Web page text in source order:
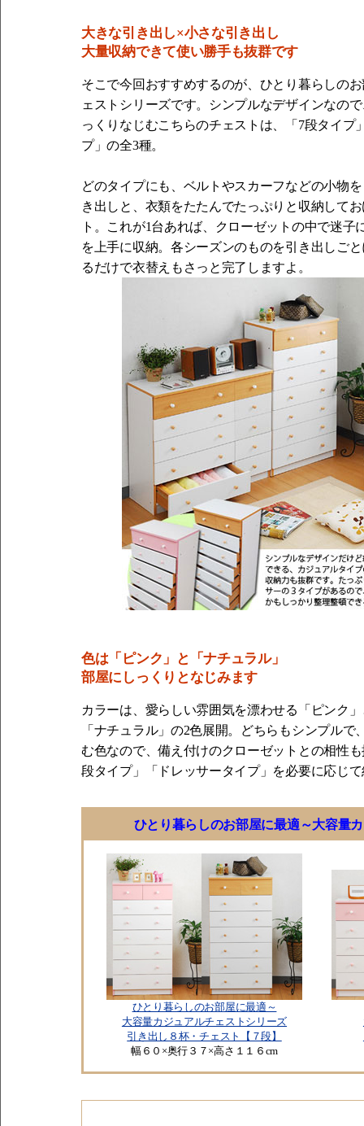
大きな引き出し×小さな引き出し
大量収納できて使い勝手も抜群です
そこで今回おすすめするのが、ひとり暮らしの
ェストシリーズです。シンプルなデザインなの
っくりなじむこちらのチェストは、「7段タイプ
プ」の全3種。
どのタイプにも、ベルトやスカーフなどの小物
き出しと、衣類をたたんでたっぷりと収納して
ト。これが1台あれば、クローゼットの中で迷
を上手に収納。各シーズンのものを引き出しご
るだけで衣替えもさっと完了しますよ。
色は「ピンク」と「ナチュラル」
部屋にしっくりとなじみます
カラーは、愛らしい雰囲気を漂わせる「ピンク
「ナチュラル」の2色展開。どちらもシンプル
む色なので、備え付けのクローゼットとの相性
段タイプ」「ドレッサータイプ」を必要に応じ
ひとり暮らしのお部屋に最適～大容量
ひとり暮らしのお部屋に最適～
大容量カジュアルチェストシリーズ
引き出し８杯・チェスト【７段】
幅６０×奥行３７×高さ１１６cm